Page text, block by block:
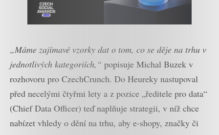
„Máme zajímavé vzorky dat o tom, co se děje na trhu v
jednotlivých kategoriích,“ popisuje Michal Buzek v
rozhovoru pro CzechCrunch. Do Heureky nastupoval
před necelými čtyřmi lety a z pozice „ředitele pro data“
(Chief Data Officer) teď naplňuje strategii, v níž chce
nabízet vhledy o dění na trhu, aby e-shopy, značky či